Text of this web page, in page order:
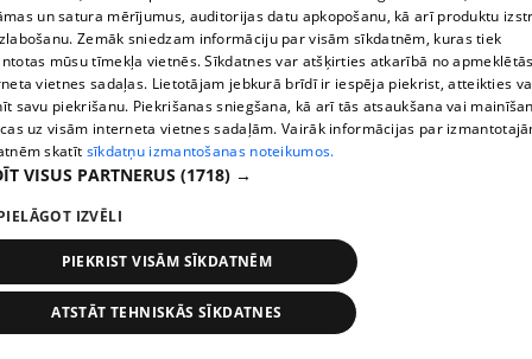
pirms 2 nedēļām, 6 dienām
Margarita Kolosova atklāti par dronu radīto
un satura mērījumus, auditorijas datu apkopošanu, kā arī produktu
Zemāk sniedzam informāciju par visām sīkdatnēm, kuras tiek
mūsu tīmekļa vietnēs. Sīkdatnes var atšķirties atkarībā no
vietnes sadaļas. Lietotājam jebkurā brīdī ir iespēja piekrist, atteikties
savu piekrišanu. Piekrišanas sniegšana, kā arī tās atsaukšana vai
uz visām interneta vietnes sadaļām. Vairāk informācijas par
skatīt sīkdatņu izmantošanas noteikumos.
VISUS PARTNERUS (1718) →
IZVĒLI
PIEKRIST VISĀM SĪKDATNĒM
ATSTĀT TEHNISKĀS SĪKDATNES